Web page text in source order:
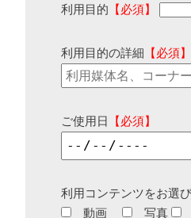
利用目的 【必須】
利用目的の詳細 【必須】
ご使用日 【必須】
利用コンテンツをお選
動画
写真